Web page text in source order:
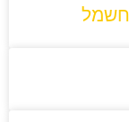
חשמל